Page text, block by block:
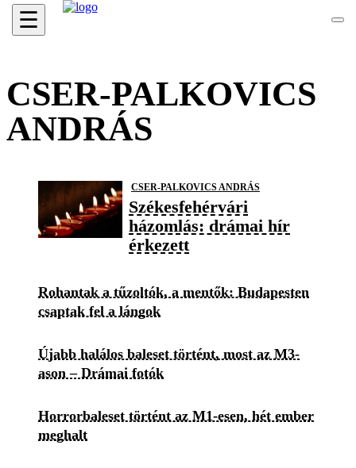
☰
CSER-PALKOVICS
ANDRÁS
CSER-PALKOVICS ANDRÁS
Székesfehérvári
házomlás: drámai hír
érkezett
Rohantak a tűzoltók, a mentők: Budapesten
csaptak fel a lángok
Újabb halálos baleset történt, most az M3-
ason – Drámai fotók
Horrorbaleset történt az M1-esen, hét ember
meghalt